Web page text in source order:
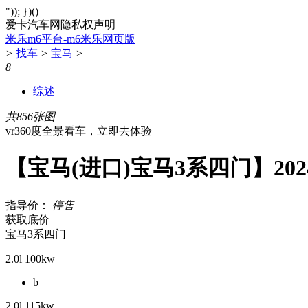
")); })()
爱卡汽车网隐私权声明
米乐m6平台-m6米乐网页版
> 找车 > 宝马 >
8
综述
共856张图
vr360度全景看车，立即去体验
【宝马(进口)宝马3系四门】
指导价： 停售
获取底价
宝马3系四门
2.0l 100kw
b
2.0l 115kw